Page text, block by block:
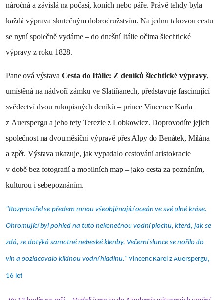
náročná a závislá na počasí, koních nebo páře. Právě tehdy byla
každá výprava skutečným dobrodružstvím. Na jednu takovou cestu
se nyní společně vydáme – do dnešní Itálie očima šlechtické
výpravy z roku 1828.
Panelová výstava Cesta do Itálie: Z deníků šlechtické výpravy,
umístěná na nádvoří zámku ve Slatiňanech, představuje fascinující
svědectví dvou rukopisných deníků – prince Vincence Karla
z Auerspergu a jeho tety Terezie z Lobkowicz. Doprovodíte jejich
společnost na dvouměsíční výpravě přes Alpy do Benátek, Milána
a zpět. Výstava ukazuje, jak vypadalo cestování aristokracie
v době bez fotografií a mobilních map – jako cesta za poznáním,
kulturou i sebepoznáním.
"Rozprostřel se předem mnou všeobjímající oceán ve své plné kráse.
Ohromující byl pohled na tuto nekonečnou vodní plochu, která, jak se
zdá, se dotýká samotné nebeské klenby. Večerní slunce se nořilo do
vln a pozlacovalo klidnou vodní hladinu.“ Vincenc Karel z Auerspergu,
16 let